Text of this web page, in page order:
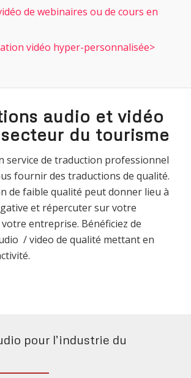
de webinaires ou de cours en
vidéo hyper-personnalisée>
audio et vidéo
du tourisme
service de traduction professionnel
fournir des traductions de qualité.
de faible qualité peut donner lieu à
et répercuter sur votre
entreprise. Bénéficiez de
/ video de qualité mettant en
pour l’industrie du